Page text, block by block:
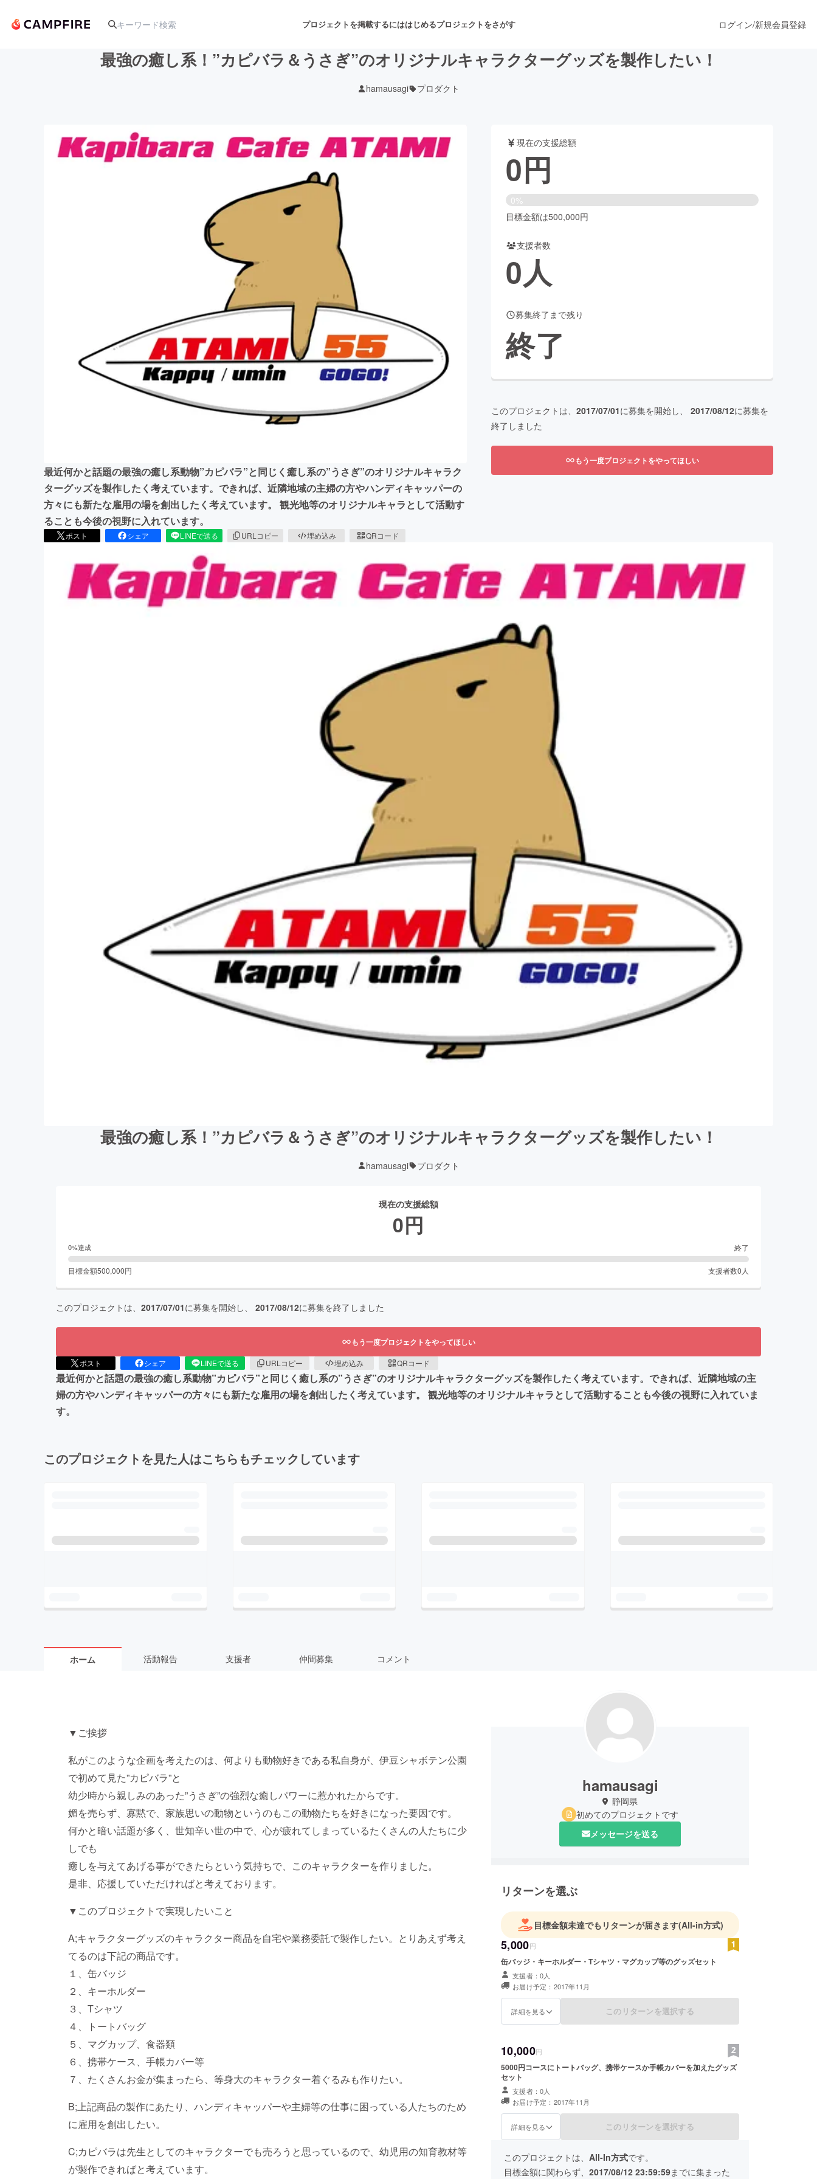
プロジェクトを掲載するにははじめるプロジェクトをさがす
アート・写真 音楽 舞台・パフォーマンス
ゲーム・サービス開発
書籍・雑誌出版
ビューティー・ヘルスケア
CAMPFIRE for Social Good
CAMPFIREふるさと納税
machi-ya
ログイン/新規会員登録
最強の癒し系！”カピバラ＆うさぎ”のオリジナルキャラクターグッズを製作したい！
hamausagi プロダクト
最近何かと話題の最強の癒し系動物”カピバラ”と同じく癒し系の”うさぎ”のオリジナルキャラク
ターグッズを製作したく考えています。できれば、近隣地域の主婦の方やハンディキャッパーの
方々にも新たな雇用の場を創出したく考えています。 観光地等のオリジナルキャラとして活動す
ることも今後の視野に入れています。
ポスト シェア LINEで送る URLコピー 埋め込み QRコード
現在の支援総額
0円
0%
目標金額は500,000円
支援者数
0人
募集終了まで残り
終了
このプロジェクトは、 2017/07/01に募集を開始し、 2017/08/12に募集を
終了しました
もう一度プロジェクトをやってほしい
最強の癒し系！”カピバラ＆うさぎ”のオリジナルキャラクターグッズを製作したい！
hamausagi プロダクト
現在の支援総額
0円
0%達成 終了
目標金額500,000円 支援者数0 人
このプロジェクトは、 2017/07/01に募集を開始し、 2017/08/12に募集を終了しました
もう一度プロジェクトをやってほしい
ポスト シェア LINEで送る URLコピー 埋め込み QRコード
最近何かと話題の最強の癒し系動物”カピバラ”と同じく癒し系の”うさぎ”のオリジナルキャラクターグッズを製作したく考えています。できれば、近隣地域の主
婦の方やハンディキャッパーの方々にも新たな雇用の場を創出したく考えています。 観光地等のオリジナルキャラとして活動することも今後の視野に入れていま
す。
このプロジェクトを見た人はこちらもチェックしています
ホーム 活動報告 支援者 仲間募集 コメント
▼ご挨拶
私がこのような企画を考えたのは、何よりも動物好きである私自身が、伊豆シャボテン公園
で初めて見た”カピバラ”と
幼少時から親しみのあった”うさぎ”の強烈な癒しパワーに惹かれたからです。
媚を売らず、寡黙で、家族思いの動物というのもこの動物たちを好きになった要因です。
何かと暗い話題が多く、世知辛い世の中で、心が疲れてしまっているたくさんの人たちに少
しでも
癒しを与えてあげる事ができたらという気持ちで、このキャラクターを作りました。
是非、応援していただければと考えております。
▼このプロジェクトで実現したいこと
A;キャラクターグッズのキャラクター商品を自宅や業務委託で製作したい。とりあえず考え
てるのは下記の商品です。
１、缶バッジ
２、キーホルダー
３、Tシャツ
４、トートバッグ
５、マグカップ、食器類
６、携帯ケース、手帳カバー等
７、たくさんお金が集まったら、等身大のキャラクター着ぐるみも作りたい。
B;上記商品の製作にあたり、ハンディキャッパーや主婦等の仕事に困っている人たちのため
に雇用を創出したい。
C;カピバラは先生としてのキャラクターでも売ろうと思っているので、幼児用の知育教材等
が製作できればと考えています。
hamausagi
静岡県
初めてのプロジェクトです
メッセージを送る
リターンを選ぶ
目標金額未達でもリターンが届きます(All-in方式)
5,000円
缶バッジ・キーホルダー・Tシャツ・マグカップ等のグッズセット
支援者：0人
お届け予定：2017年11月
詳細を見る このリターンを選択する
10,000円
5000円コースにトートバッグ、携帯ケースか手帳カバーを加えたグッズ
セット
支援者：0人
お届け予定：2017年11月
詳細を見る このリターンを選択する
このプロジェクトは、 All-In方式です。
目標金額に関わらず、 2017/08/12 23:59:59までに集まった